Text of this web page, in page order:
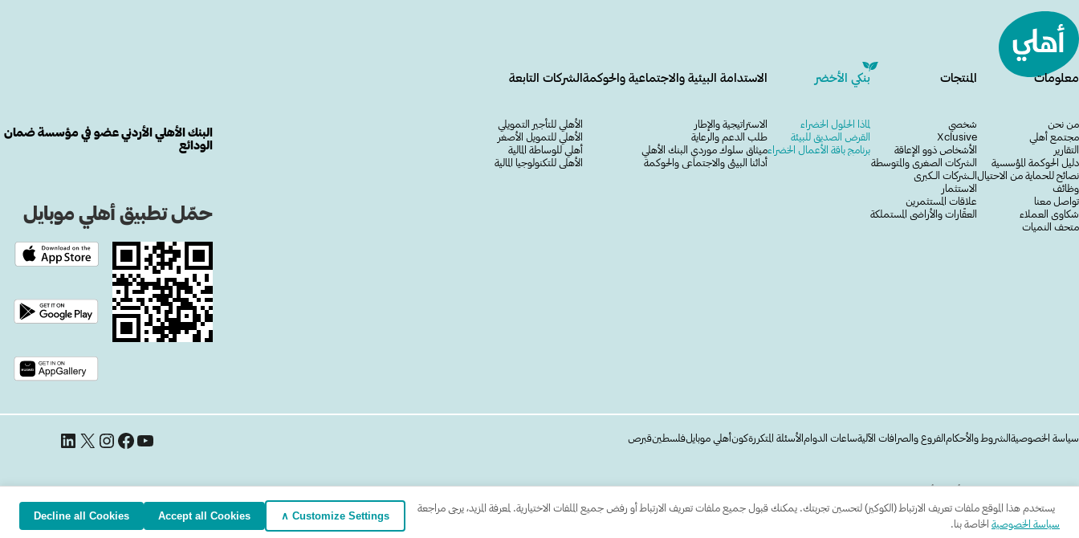
معلومات
من نحن
مجتمع أهلي
التقارير
دليل الحوكمة المؤسسية
نصائح للحماية من الاحتيال
وظائف
تواصل معنا
شكاوى العملاء
متحف النميات
المنتجات
شخصي
Xclusive
الأشخاص ذوو الإعاقة
الشركات الصغرى والمتوسطة
الـــشركات الـــكبرى
الاستثمار
علاقات المستثمرين
العقّارات والأراضي المستملكة
بنكي الأخضر
لماذا الحلول الخضراء
القرض الصديق للبيئة
برنامج باقة الأعمال الخضراء
الاستدامة البيئية والاجتماعية والحوكمة
الاستراتيجية والإطار
طلب الدعم والرعاية
ميثاق سلوك موردي البنك الأهلي
أدائنا البيئي والاجتماعي والحوكمة
الشركات التابعة
الأهلي للتأجير التمويلي
الأهلي للتمويل الأصغر
أهلي للوساطة المالية
الأهلي للتكنولوجيا المالية
البنك الأهلي الأردني عضو في مؤسسة ضمان
الودائع
حمّل تطبيق أهلي موبايل
سياسة الخصوصيةالشروط والأحكامالفروع والصرافات الآليةساعات الدوامالأسئلة المتكررةكونأهلي موبايلفلسطينقبرص يوتيوبفيسبوك إنستجرام إكسلينكد إن
جميع الحقوق محفوظة للبنك الأهلي الأردني Copyright © 2026
يستخدم هذا الموقع ملفات تعريف الارتباط (الكوكيز) لتحسين تجربتك. يمكنك قبول جميع ملفات تعريف الارتباط أو رفض جميع الملفات الاختيارية. لمعرفة المزيد، يرجى مراجعة
سياسة الخصوصية الخاصة بنا.
Customize Settings ∧
Accept all Cookies
Decline all Cookies